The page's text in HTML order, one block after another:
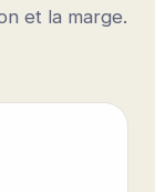
et la marge.